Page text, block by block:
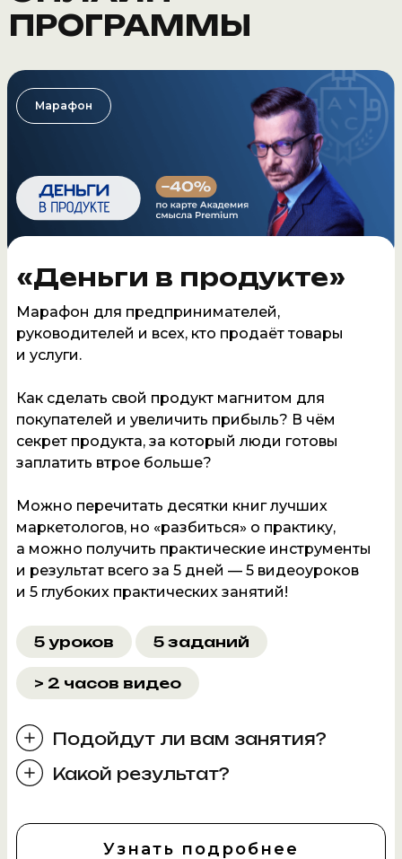
ПРОГРАММЫ
Марафон
«Деньги в продукте»
Марафон для предпринимателей,
руководителей и всех, кто продаёт товары
и услуги.
Как сделать свой продукт магнитом для
покупателей и увеличить прибыль? В чём
секрет продукта, за который люди готовы
заплатить втрое больше?
Можно перечитать десятки книг лучших
маркетологов, но «разбиться» о практику,
а можно получить практические инструменты
и результат всего за 5 дней — 5 видеоуроков
и 5 глубоких практических занятий!
5 уроков 5 заданий
> 2 часов видео
Подойдут ли вам занятия?
Какой результат?
Узнать подробнее